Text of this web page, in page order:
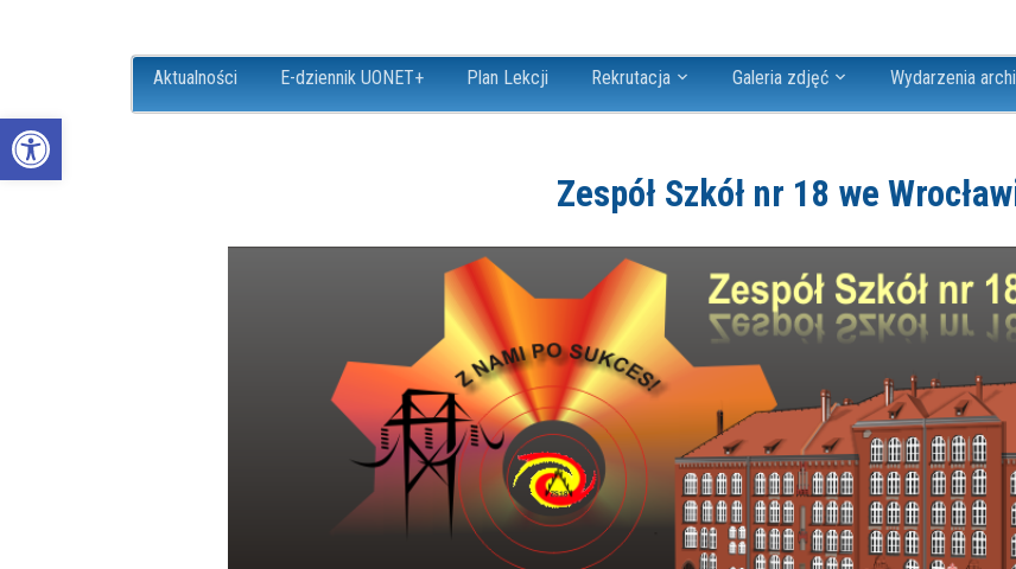
Open toolbar
Aktualności E-dziennik UONET+ Plan Lekcji Rekrutacja Galeria zdjęć Wydarzenia
Zespół Szkół nr 18 we